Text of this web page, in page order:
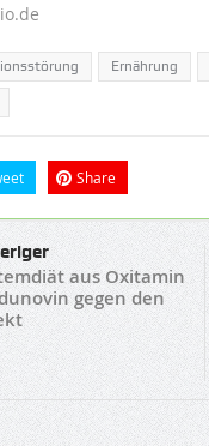
Ernährung
Share
aus Oxitamin
gegen den